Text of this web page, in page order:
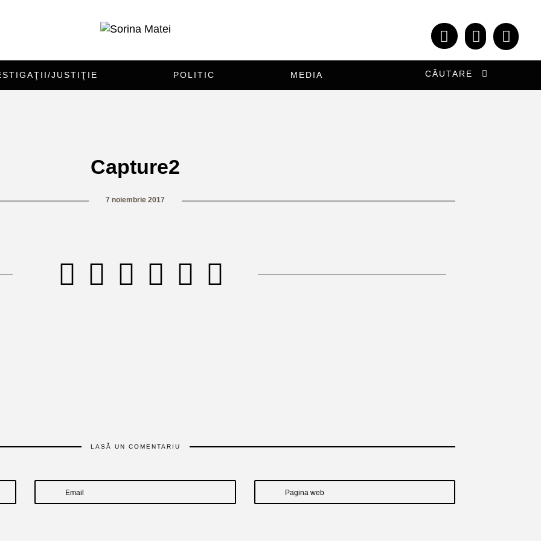
CĂUTARE
JUSTIŢIE POLITIC MEDIA
Capture2
7 noiembrie 2017
LASĂ UN COMENTARIU
Email Pagina web